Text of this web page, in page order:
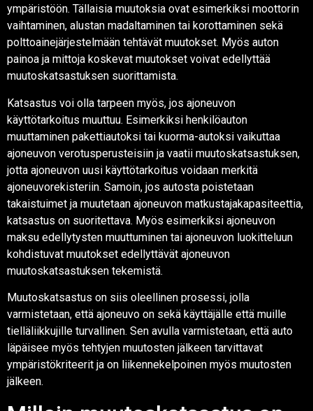
ympäristöön. Tällaisia muutoksia ovat esimerkiksi moottorin
vaihtaminen, alustan madaltaminen tai korottaminen sekä
polttoainejärjestelmään tehtävät muutokset. Myös auton
painoa ja mittoja koskevat muutokset voivat edellyttää
muutoskatsastuksen suorittamista.
Katsastus voi olla tarpeen myös, jos ajoneuvon
käyttötarkoitus muuttuu. Esimerkiksi henkilöauton
muuttaminen pakettiautoksi tai kuorma-autoksi vaikuttaa
ajoneuvon verotusperusteisiin ja vaatii muutoskatsastuksen,
jotta ajoneuvon uusi käyttötarkoitus voidaan merkitä
ajoneuvorekisteriin. Samoin, jos autosta poistetaan
takaistuimet ja muutetaan ajoneuvon matkustajakapasiteettia,
katsastus on suoritettava. Myös esimerkiksi ajoneuvon
maksu edellytysten muuttuminen tai ajoneuvon luokitteluun
kohdistuvat muutokset edellyttävät ajoneuvon
muutoskatsastuksen tekemistä.
Muutoskatsastus on siis oleellinen prosessi, jolla
varmistetaan, että ajoneuvo on sekä käyttäjälle että muille
tielläliikkujille turvallinen. Sen avulla varmistetaan, että auto
läpäisee myös tehtyjen muutosten jälkeen tarvittavat
ympäristökriteerit ja on liikennekelpoinen myös muutosten
jälkeen.